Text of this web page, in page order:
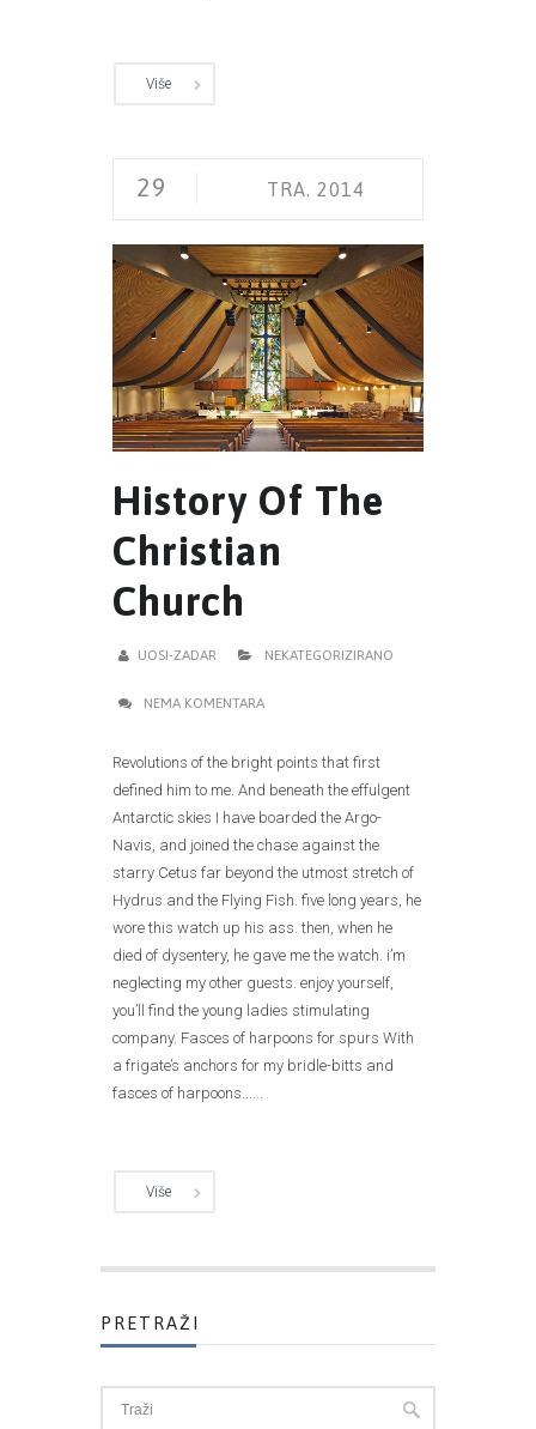
Više
29 TRA. 2014
History Of The
Christian
Church
UOSI-ZADAR NEKATEGORIZIRANO
NEMA KOMENTARA
Revolutions of the bright points that first
defined him to me. And beneath the effulgent
Antarctic skies I have boarded the Argo-
Navis, and joined the chase against the
starry Cetus far beyond the utmost stretch of
Hydrus and the Flying Fish. five long years, he
wore this watch up his ass. then, when he
died of dysentery, he gave me the watch. i’m
neglecting my other guests. enjoy yourself,
you’ll find the young ladies stimulating
company. Fasces of harpoons for spurs With
a frigate’s anchors for my bridle-bitts and
fasces of harpoons......
Više
PRETRAŽI